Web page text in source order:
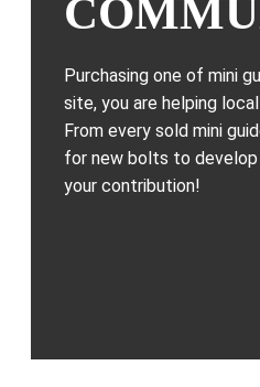
Purchasing one of mini
site, you are helping
From every sold mini
for new bolts to develop
your contribution!